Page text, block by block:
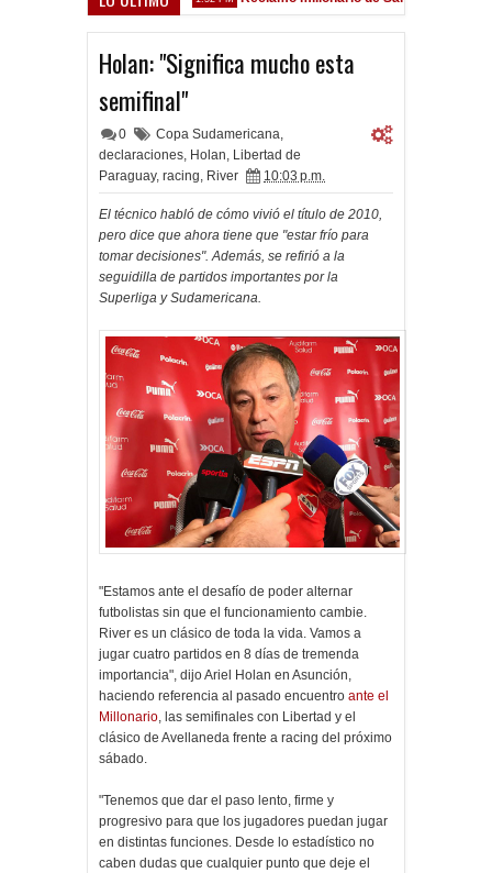
Holan: "Significa mucho esta
semifinal"
0 Copa Sudamericana,
declaraciones, Holan, Libertad de
Paraguay, racing, River 10:03 p.m.
El técnico habló de cómo vivió el título de 2010,
pero dice que ahora tiene que "estar frío para
tomar decisiones". Además, se refirió a la
seguidilla de partidos importantes por la
Superliga y Sudamericana.
"Estamos ante el desafío de poder alternar
futbolistas sin que el funcionamiento cambie.
River es un clásico de toda la vida. Vamos a
jugar cuatro partidos en 8 días de tremenda
importancia", dijo Ariel Holan en Asunción,
haciendo referencia al pasado encuentro ante el
Millonario, las semifinales con Libertad y el
clásico de Avellaneda frente a racing del próximo
sábado.
"Tenemos que dar el paso lento, firme y
progresivo para que los jugadores puedan jugar
en distintas funciones. Desde lo estadístico no
caben dudas que cualquier punto que deje el